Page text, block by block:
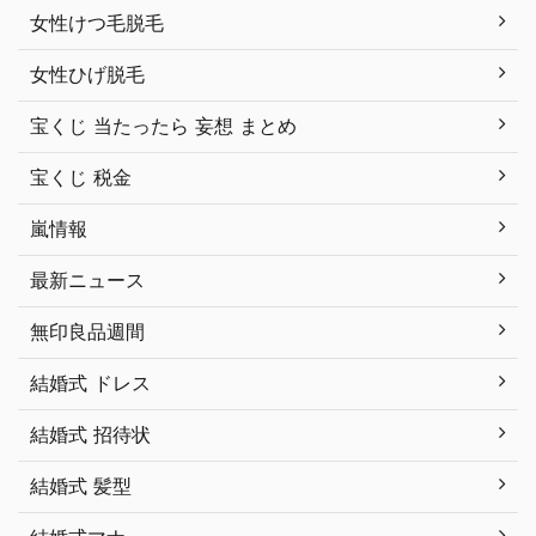
女性けつ毛脱毛
女性ひげ脱毛
宝くじ 当たったら 妄想 まとめ
宝くじ 税金
嵐情報
最新ニュース
無印良品週間
結婚式 ドレス
結婚式 招待状
結婚式 髪型